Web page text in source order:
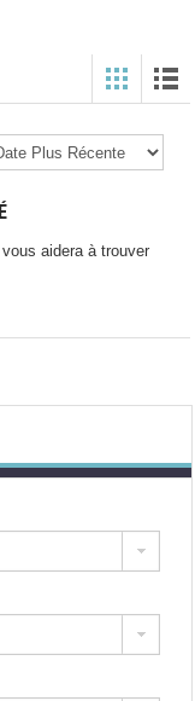
aidera à trouver